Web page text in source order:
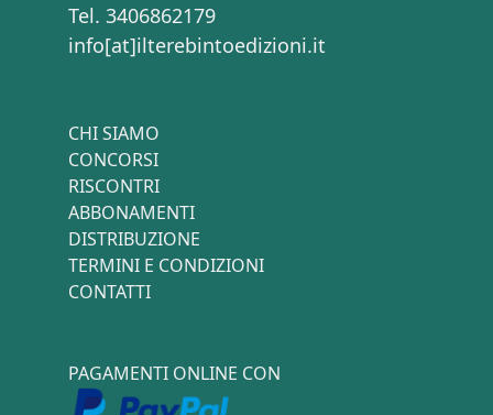
Tel. 3406862179
info[at]ilterebintoedizioni.it
CHI SIAMO
CONCORSI
RISCONTRI
ABBONAMENTI
DISTRIBUZIONE
TERMINI E CONDIZIONI
CONTATTI
PAGAMENTI ONLINE CON